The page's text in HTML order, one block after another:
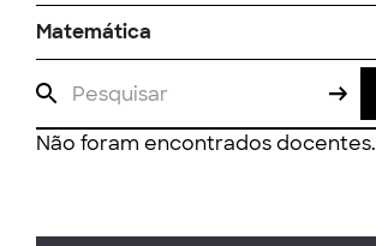
Matemática
Não foram encontrados docentes.